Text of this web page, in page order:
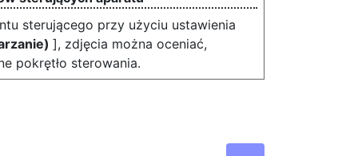
sterującego przy użyciu ustawienia
], zdjęcia można oceniać,
pokrętło sterowania.